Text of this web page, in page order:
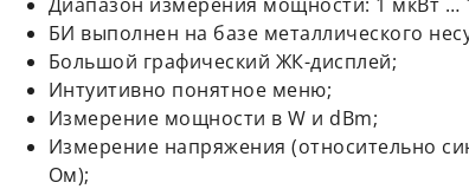
БИ выполнен на базе металлического
Большой графический ЖК-дисплей;
Интуитивно понятное меню;
Измерение мощности в W и dBm;
Измерение напряжения (относительно
Ом);